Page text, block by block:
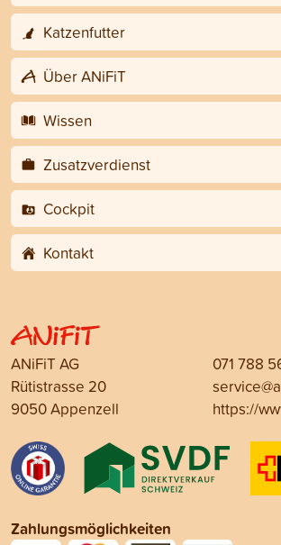
Katzenfutter
Über ANiFiT
Wissen
Zusatzverdienst
Cockpit
Kontakt
ANiFiT AG
Rütistrasse 20
9050 Appenzell
071 788
https://
Zahlungsmöglichkeiten